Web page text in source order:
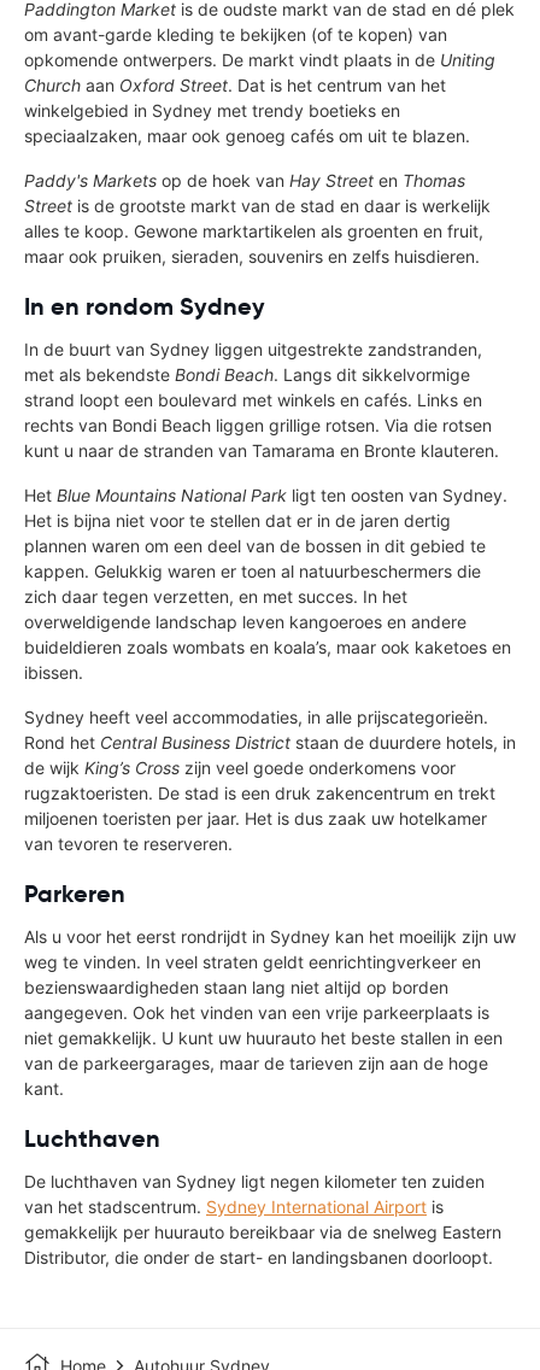
Paddington Market is de oudste markt van de stad en dé plek
om avant-garde kleding te bekijken (of te kopen) van
opkomende ontwerpers. De markt vindt plaats in de Uniting
Church aan Oxford Street. Dat is het centrum van het
winkelgebied in Sydney met trendy boetieks en
speciaalzaken, maar ook genoeg cafés om uit te blazen.
Paddy's Markets op de hoek van Hay Street en Thomas
Street is de grootste markt van de stad en daar is werkelijk
alles te koop. Gewone marktartikelen als groenten en fruit,
maar ook pruiken, sieraden, souvenirs en zelfs huisdieren.
In en rondom Sydney
In de buurt van Sydney liggen uitgestrekte zandstranden,
met als bekendste Bondi Beach. Langs dit sikkelvormige
strand loopt een boulevard met winkels en cafés. Links en
rechts van Bondi Beach liggen grillige rotsen. Via die rotsen
kunt u naar de stranden van Tamarama en Bronte klauteren.
Het Blue Mountains National Park ligt ten oosten van Sydney.
Het is bijna niet voor te stellen dat er in de jaren dertig
plannen waren om een deel van de bossen in dit gebied te
kappen. Gelukkig waren er toen al natuurbeschermers die
zich daar tegen verzetten, en met succes. In het
overweldigende landschap leven kangoeroes en andere
buideldieren zoals wombats en koala’s, maar ook kaketoes en
ibissen.
Sydney heeft veel accommodaties, in alle prijscategorieën.
Rond het Central Business District staan de duurdere hotels, in
de wijk King’s Cross zijn veel goede onderkomens voor
rugzaktoeristen. De stad is een druk zakencentrum en trekt
miljoenen toeristen per jaar. Het is dus zaak uw hotelkamer
van tevoren te reserveren.
Parkeren
Als u voor het eerst rondrijdt in Sydney kan het moeilijk zijn uw
weg te vinden. In veel straten geldt eenrichtingverkeer en
bezienswaardigheden staan lang niet altijd op borden
aangegeven. Ook het vinden van een vrije parkeerplaats is
niet gemakkelijk. U kunt uw huurauto het beste stallen in een
van de parkeergarages, maar de tarieven zijn aan de hoge
kant.
Luchthaven
De luchthaven van Sydney ligt negen kilometer ten zuiden
van het stadscentrum. Sydney International Airport is
gemakkelijk per huurauto bereikbaar via de snelweg Eastern
Distributor, die onder de start- en landingsbanen doorloopt.
Home Autohuur Sydney